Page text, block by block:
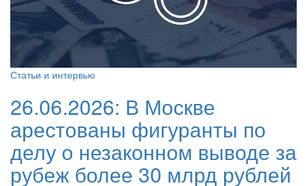
Статьи и интервью
26.06.2026: В Москве
арестованы фигуранты по
делу о незаконном выводе за
рубеж более 30 млрд рублей